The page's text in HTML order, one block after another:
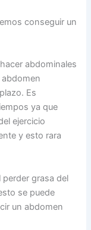
conseguir un
abdominales
Es
ya que
ejercicio
y esto rara
grasa del
se puede
un abdomen